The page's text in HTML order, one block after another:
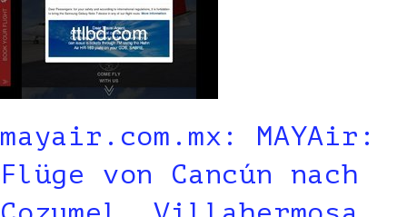
mayair.com.mx: MAYAir:
Flüge von Cancún nach